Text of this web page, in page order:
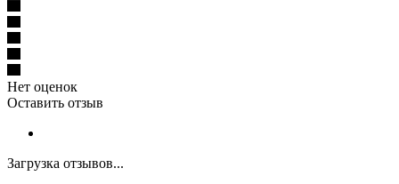
Нет оценок
Оставить отзыв
Загрузка отзывов...